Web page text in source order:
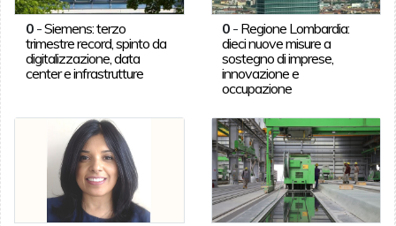
0-Siemens: terzo
trimestre record, spinto da
digitalizzazione, data
center e infrastrutture
0 - Regione Lombardia:
dieci nuove misure a
sostegno di imprese,
innovazione e
occupazione